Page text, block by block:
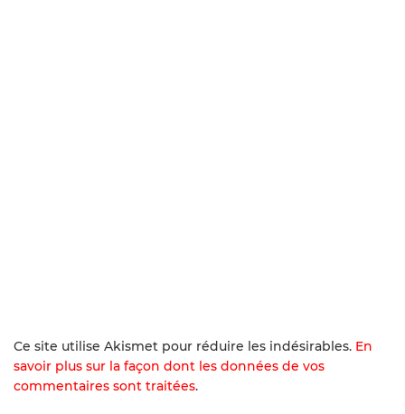
Ce site utilise Akismet pour réduire les indésirables. En
savoir plus sur la façon dont les données de vos
commentaires sont traitées.